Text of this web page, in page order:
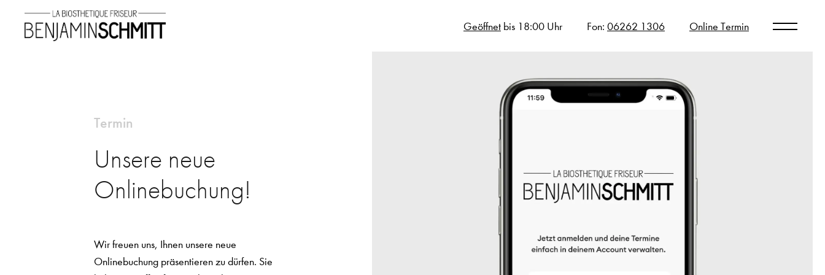
Geöffnet bis 18:00 Uhr Fon: 06262 1306 Online Termin
Termin
Unsere neue
Onlinebuchung!
Wir freuen uns, Ihnen unsere neue
Onlinebuchung präsentieren zu dürfen. Sie